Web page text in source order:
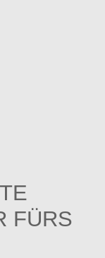
FÜRS